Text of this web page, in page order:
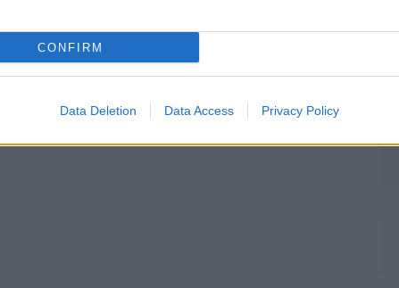
CONFIRM
Data Deletion Data Access Privacy Policy
Môj dom Špeciál 02/2026